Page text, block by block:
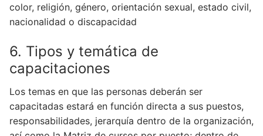
color, religión, género, orientación sexual, estado civil,
nacionalidad o discapacidad
6. Tipos y temática de
capacitaciones
Los temas en que las personas deberán ser
capacitadas estará en función directa a sus puestos,
responsabilidades, jerarquía dentro de la organización,